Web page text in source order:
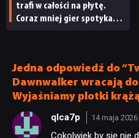
trafi w całości na płytę.
Coraz mniej gier spotyka
Jedna odpowiedź do
Dawnwalker wracają
Wyjaśniamy plotki
qIca7p 14 maja
Cokolwiek by się nie